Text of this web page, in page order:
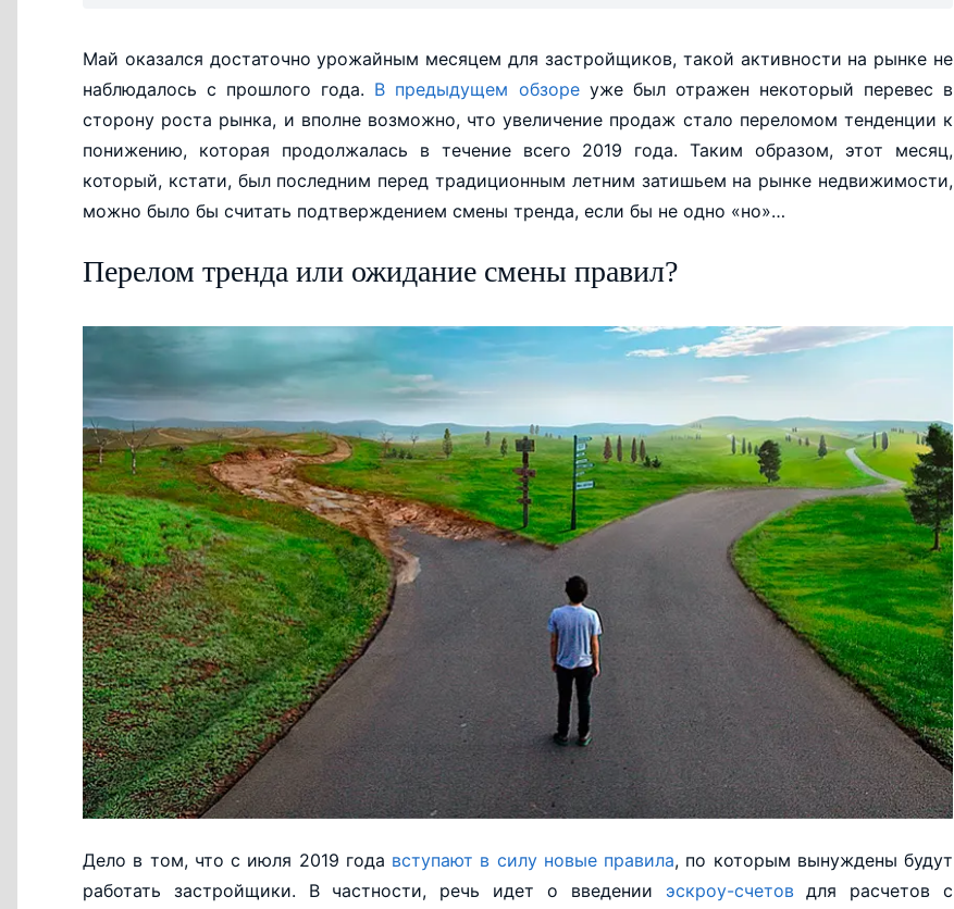
Май оказался достаточно урожайным месяцем для застройщиков, такой активности на рынке не
наблюдалось с прошлого года. В предыдущем обзореуже был отражен некоторый перевес в
сторону роста рынка, и вполне возможно, что увеличение продаж стало переломом тенденции к
понижению, которая продолжалась в течение всего 2019 года. Таким образом, этот месяц,
который, кстати, был последним перед традиционным летним затишьем на рынке недвижимости,
можно было бы считать подтверждением смены тренда, если бы не одно «но»…
Перелом тренда или ожидание смены правил?
Дело в том, что с июля 2019 года вступают в силу новые правила, по которым вынуждены будут
работать застройщики. В частности, речь идет о введении эскроу-счетовдля расчетов с